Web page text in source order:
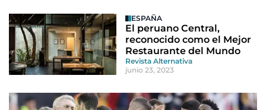
ESPAÑA
El peruano Central,
reconocido como el Mejor
Restaurante del Mundo
Revista Alternativa
junio 23, 2023